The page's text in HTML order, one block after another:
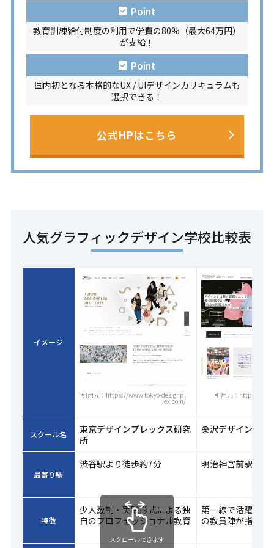
Point
教育訓練給付制度の利用で学費の80%（最大64万円）
が支給！
Point
国内初となる本格的なUX / UIデザインカリキュラムも
選択できる！
公式HPはこちら
人気グラフィックデザイン学校比較表
イメージ
引用元：https://www.tokyo-designpl
ex.com/
引用元：https://
スクール名
東京デザインプレックス研究
所
桑沢デザイン研究
最寄り駅
渋谷駅より徒歩約7分 明治神宮前駅より
特徴
少人数制・実践形式による独
自のプロフェッショナル教育
第一線で活躍する
の教員陣が指導
スクロールできます